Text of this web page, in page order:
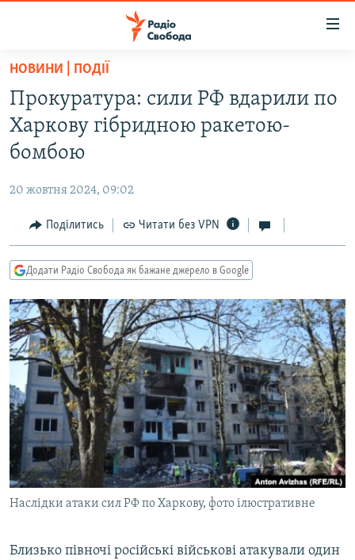
Перейти
основного
матеріалу
Перейти
до
основної
Перейти
до
пошуку
ВСЕ ЗА ДОБУ
СТАТТІ
СУСПІЛЬСТВО
УКРАЇНА
СВІТ
РОСІЙСЬКА «ФІЛЬТРАЦІЯ»
ДОНБАС.РЕАЛІЇ
ТИ ЯК?
СХЕМИ
КИТАЙ.ВИКЛИКИ
МУЛЬТИМЕДІА
ФОТО
СПЕЦПРОЄКТИ
ПОДКАСТИ
КРИМ РЕАЛІЇ
УКР
НОВИНИ | ПОДІЇ
Прокуратура: сили РФ вдарили по
Харкову гібридною ракетою-
бомбою
20 жовтня 2024, 09:02
Поділитись Читати без VPN
Додати Радіо Свобода як бажане джерело в Google
Наслідки атаки сил РФ по Харкову, фото ілюстративне
Близько півночі російські військові атакували один